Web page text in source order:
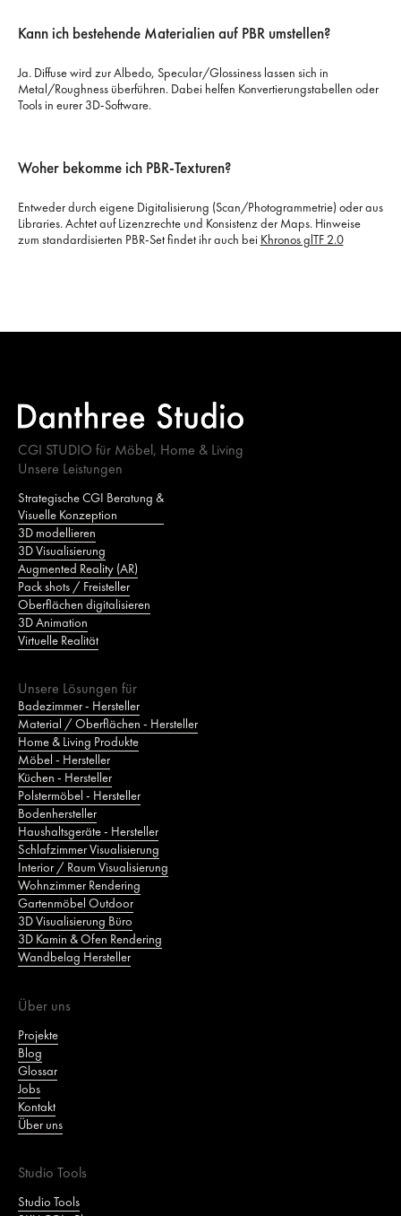
Kann ich bestehende Materialien auf PBR umstellen?
Ja. Diffuse wird zur Albedo, Specular/Glossiness lassen sich in
Metal/Roughness überführen. Dabei helfen Konvertierungstabellen oder
Tools in eurer 3D-Software.
Woher bekomme ich PBR-Texturen?
Entweder durch eigene Digitalisierung (Scan/Photogrammetrie) oder aus
Libraries. Achtet auf Lizenzrechte und Konsistenz der Maps. Hinweise
zum standardisierten PBR-Set findet ihr auch bei Khronos glTF 2.0
CGI STUDIO für Möbel, Home & Living
Unsere Leistungen
Strategische CGI Beratung &
Visuelle Konzeption
3D modellieren
3D Visualisierung
Augmented Reality (AR)
Pack shots / Freisteller
Oberflächen digitalisieren
3D Animation
Virtuelle Realität
Unsere Lösungen für
Badezimmer - Hersteller
Material / Oberflächen - Hersteller
Home & Living Produkte
Möbel - Hersteller
Küchen - Hersteller
Polstermöbel - Hersteller
Bodenhersteller
Haushaltsgeräte - Hersteller
Schlafzimmer Visualisierung
Interior / Raum Visualisierung
Wohnzimmer Rendering
Gartenmöbel Outdoor
3D Visualisierung Büro
3D Kamin & Ofen Rendering
Wandbelag Hersteller
Über uns
Projekte
Blog
Glossar
Jobs
Kontakt
Über uns
Studio Tools
Studio Tools